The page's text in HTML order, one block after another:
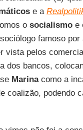
e a
o socialismoe
famoso
vista pelos
dos bancos,
Marinacomo a
coalizão, podendo